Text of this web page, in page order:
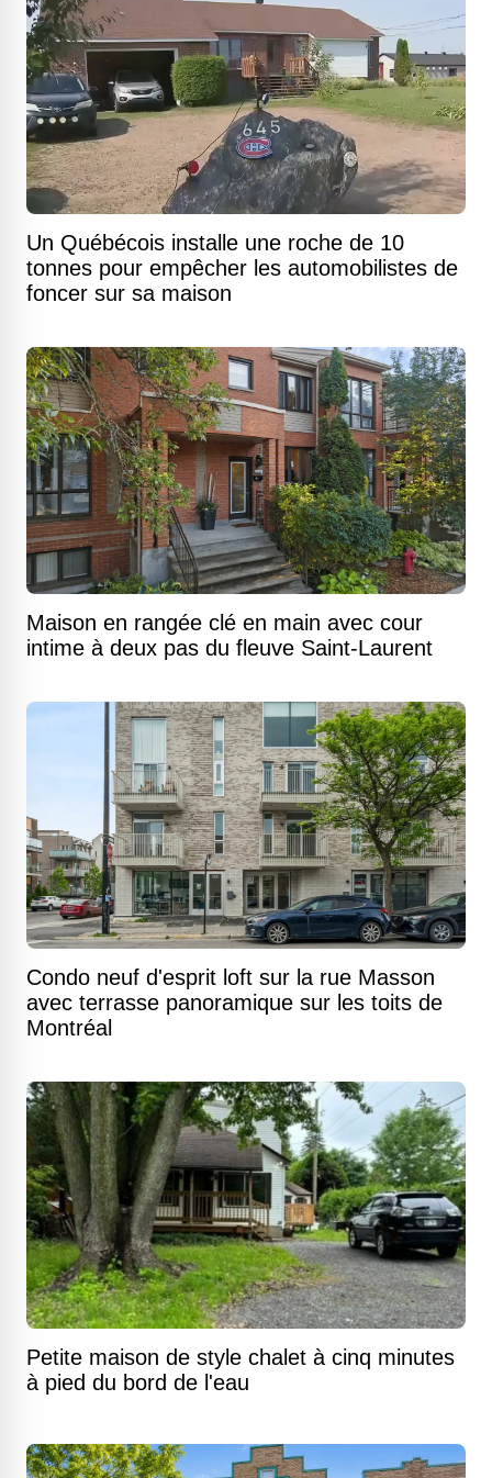
Un Québécois installe une roche de 10
tonnes pour empêcher les automobilistes de
foncer sur sa maison
Maison en rangée clé en main avec cour
intime à deux pas du fleuve Saint-Laurent
Condo neuf d'esprit loft sur la rue Masson
avec terrasse panoramique sur les toits de
Montréal
Petite maison de style chalet à cinq minutes
à pied du bord de l'eau